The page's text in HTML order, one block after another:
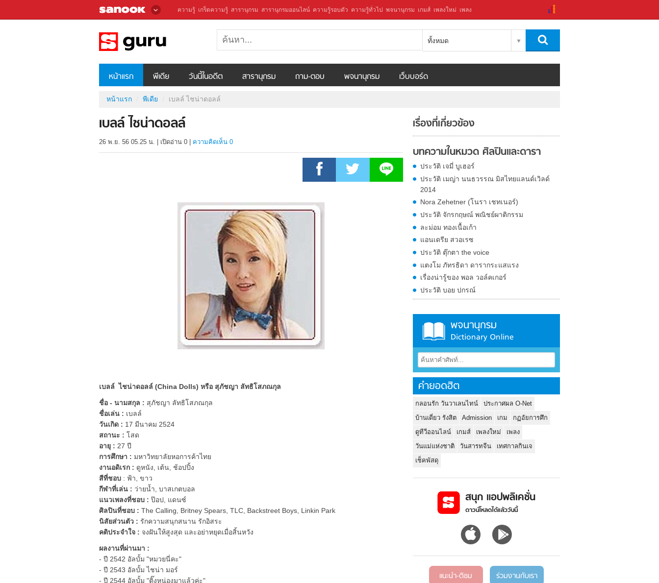
ความรู้ เกร็ดความรู้ สารานุกรม สารานุกรมออนไลน์ ความรู้รอบตัว ความรู้ทั่วไป พจนานุกรม เกมส์ เพลงใหม่ เพลง
ทั้งหมด
หน้าแรก พีเดีย วันนี้ในอดีต สารานุกรม ถาม-ตอบ พจนานุกรม เว็บบอร์ด
หน้าแรก พีเดีย เบลล์ ไชน่าดอลล์
เบลล์ ไชน่าดอลล์
26 พ.ย. 56 05.25 น. เปิดอ่าน 0 ความคิดเห็น 0
เบลล์ ไชน่าดอลล์ (China Dolls) หรือ สุภัชญา ลัทธิโสภณกุล
ชื่อ - นามสกุล : สุภัชญา ลัทธิโสภณกุล
ชื่อเล่น : เบลล์
วันเกิด : 17 มีนาคม 2524
สถานะ : โสด
อายุ : 27 ปี
การศึกษา : มหาวิทยาลัยหอการค้าไทย
งานอดิเรก : ดูหนัง, เต้น, ช้อปปิ้ง
สีที่ชอบ : ฟ้า, ขาว
กีฬาที่เล่น : ว่ายน้ำ, บาสเกตบอล
แนวเพลงที่ชอบ : ป๊อป, แดนซ์
ศิลปินที่ชอบ : The Calling, Britney Spears, TLC, Backstreet Boys, Linkin Park
นิสัยส่วนตัว : รักความสนุกสนาน รักอิสระ
คติประจำใจ : จงฝันให้สูงสุด และอย่าหยุดเมื่อสิ้นหวัง
ผลงานที่ผ่านมา :
- ปี 2542 อัลบั้ม "หมวยนี่คะ"
- ปี 2543 อัลบั้ม ไชน่า มอร์
- ปี 2544 อัลบั้ม "ติ๊งหน่องมาแล้วค่ะ"
เรื่องที่เกี่ยวข้อง
บทความในหมวด ศิลปินและดารา
ประวัติ เจมี่ บูเฮอร์
ประวัติ เมญ่า นนธวรรณ มิสไทยแลนด์เวิลด์
2014
Nora Zehetner (โนรา เชทเนอร์)
ประวัติ จักรกฤษณ์ พณิชย์ผาติกรรม
ละม่อม ทองเนื้อเก้า
แอนเดรีย สวอเรซ
ประวัติ ตุ๊กตา the voice
แตงโม ภัทรธิดา ดารากระแสแรง
เรื่องน่ารู้ของ พอล วอล์คเกอร์
ประวัติ บอย ปกรณ์
พจนานุกรม
Dictionary Online
คำยอดฮิต
กลอนรัก วันวาเลนไทน์
ประกาศผล O-Net
บ้านเดี่ยว รังสิต
Admission เกม
กฏอัยการศึก
ดูทีวีออนไลน์
เกมส์ เพลงใหม่
เพลง
วันแม่แห่งชาติ
วันสารทจีน
เทศกาลกินเจ
เช็คพัสดุ
สนุก แอปพลิเคชั่น
ดาวน์โหลดได้แล้ววันนี้
แนะนำ-ติชม ร่วมงานกับเรา